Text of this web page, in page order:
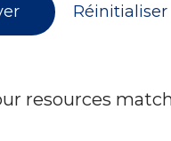
Réinitialiser
resources